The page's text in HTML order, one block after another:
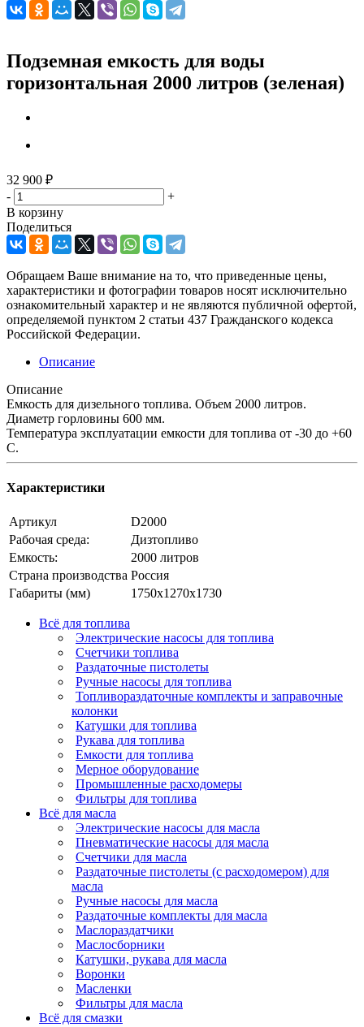
Подземная емкость для воды
горизонтальная 2000 литров (зеленая)
32 900 ₽
-
+
В корзину
Поделиться
Обращаем Ваше внимание на то, что приведенные цены,
характеристики и фотографии товаров носят исключительно
ознакомительный характер и не являются публичной офертой,
определяемой пунктом 2 статьи 437 Гражданского кодекса
Российской Федерации.
Описание
Описание
Емкость для дизельного топлива. Объем 2000 литров.
Диаметр горловины 600 мм.
Температура эксплуатации емкости для топлива от -30 до +60
С.
Характеристики
Артикул
D2000
Рабочая среда:
Дизтопливо
Емкость:
2000 литров
Страна производства Россия
Габариты (мм)
1750х1270х1730
Всё для топлива
Электрические насосы для топлива
Счетчики топлива
Раздаточные пистолеты
Ручные насосы для топлива
Топливораздаточные комплекты и заправочные
колонки
Катушки для топлива
Рукава для топлива
Емкости для топлива
Мерное оборудование
Промышленные расходомеры
Фильтры для топлива
Всё для масла
Электрические насосы для масла
Пневматические насосы для масла
Счетчики для масла
Раздаточные пистолеты (с расходомером) для
масла
Ручные насосы для масла
Раздаточные комплекты для масла
Маслораздатчики
Маслосборники
Катушки, рукава для масла
Воронки
Масленки
Фильтры для масла
Всё для смазки